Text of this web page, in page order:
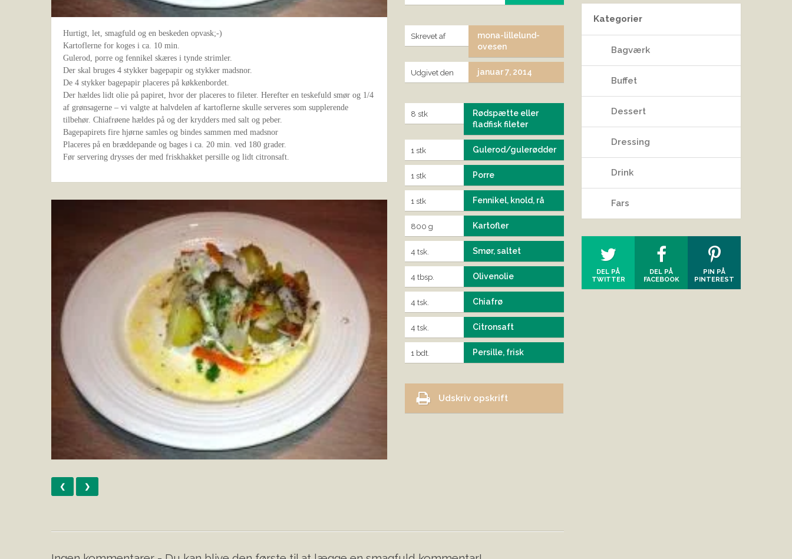
Skrevet af
mona-lillelund-
ovesen
Udgivet den januar 7, 2014
8 stk
Rødspætte eller
fladfisk fileter
1 stk Gulerod/gulerødder
1 stk Porre
1 stk Fennikel, knold, rå
800 g Kartofler
4 tsk. Smør, saltet
4 tbsp. Olivenolie
4 tsk. Chiafrø
4 tsk. Citronsaft
1 bdt. Persille, frisk
Udskriv opskrift
Hurtigt, let, smagfuld og en beskeden opvask;-)
Kartoflerne for koges i ca. 10 min.
Gulerod, porre og fennikel skæres i tynde strimler.
Der skal bruges 4 stykker bagepapir og stykker madsnor.
De 4 stykker bagepapir placeres på køkkenbordet.
Der hældes lidt olie på papiret, hvor der placeres to fileter. Herefter en teskefuld smør og 1/4
af grønsagerne – vi valgte at halvdelen af kartoflerne skulle serveres som supplerende
tilbehør. Chiafrøene hældes på og der krydders med salt og peber.
Bagepapirets fire hjørne samles og bindes sammen med madsnor
Placeres på en bræddepande og bages i ca. 20 min. ved 180 grader.
Før servering drysses der med friskhakket persille og lidt citronsaft.
❮ ❯
Kategorier
Bagværk
Buffet
Dessert
Dressing
Drink
Fars
DEL PÅ
TWITTER
DEL PÅ
FACEBOOK
PIN PÅ
PINTEREST